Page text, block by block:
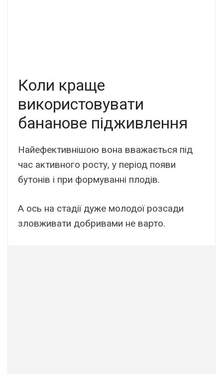
Коли краще
використовувати
бананове підживлення
Найефективнішою вона вважається під
час активного росту, у період появи
бутонів і при формуванні плодів.
А ось на стадії дуже молодої розсади
зловживати добривами не варто.